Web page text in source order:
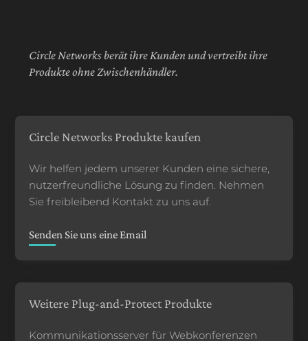
Circle Networks berät ihre Kunden und vertreibt ihre
Produkte ohne Zwischenhändler.
Circle Networks Produkte kaufen
Wir helfen jedem unserer Kunden eine sichere,
nutzerfreundliche Lösung zu finden. Nehmen
Sie freibleibend Kontakt zu uns auf.
Senden Sie uns eine Email
Weitere Plug-and-Protect Produkte
Kommunikationsserver für Webkonferenzen